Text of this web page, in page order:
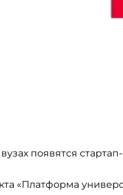
появятся
«Платформа